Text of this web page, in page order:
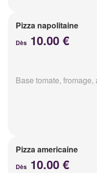
Pizza napolitaine
Dès 10.00 €
Base tomate,
Pizza americaine
Dès 10.00 €